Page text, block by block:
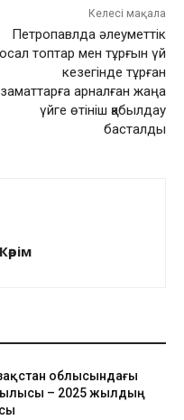
Келесі мақала
Петропавлда әлеуметтік
осал топтар мен тұрғын үй
кезегінде тұрған
арналған жаңа
үйге өтініш қабылдау
басталды
облысындағы
– 2025 жылдың